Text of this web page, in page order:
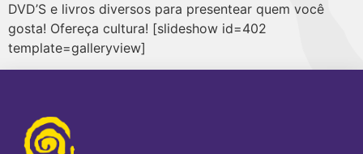
DVD’S e livros diversos para presentear quem você
gosta! Ofereça cultura! [slideshow id=402
template=galleryview]